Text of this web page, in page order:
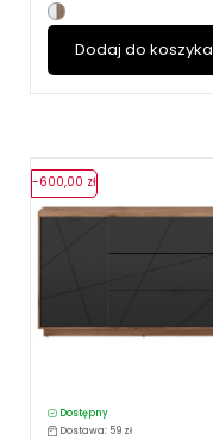
Dodaj do koszyka
Dostępny
Dostawa: 59 zł
-600,00 zł